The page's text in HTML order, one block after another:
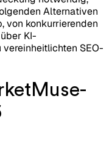
Alternativen
von konkurrierenden
KI-
SEO-